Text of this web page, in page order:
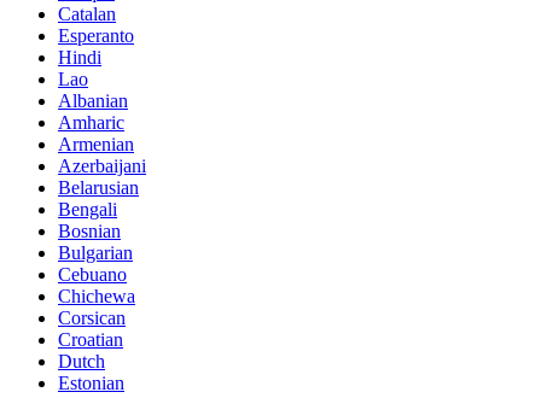
Catalan
Esperanto
Hindi
Lao
Albanian
Amharic
Armenian
Azerbaijani
Belarusian
Bengali
Bosnian
Bulgarian
Cebuano
Chichewa
Corsican
Croatian
Dutch
Estonian